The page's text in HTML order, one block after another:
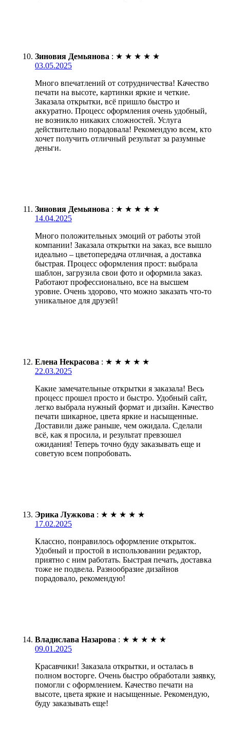
Зиновия Демьянова : ★ ★ ★ ★ ★
03.05.2025
Много впечатлений от сотрудничества! Качество
печати на высоте, картинки яркие и четкие.
Заказала открытки, всё пришло быстро и
аккуратно. Процесс оформления очень удобный,
не возникло никаких сложностей. Услуга
действительно порадовала! Рекомендую всем, кто
хочет получить отличный результат за разумные
деньги.
Зиновия Демьянова : ★ ★ ★ ★ ★
14.04.2025
Много положительных эмоций от работы этой
компании! Заказала открытки на заказ, все вышло
идеально – цветопередача отличная, а доставка
быстрая. Процесс оформления прост: выбрала
шаблон, загрузила свои фото и оформила заказ.
Работают профессионально, все на высшем
уровне. Очень здорово, что можно заказать что-то
уникальное для друзей!
Елена Некрасова : ★ ★ ★ ★ ★
22.03.2025
Какие замечательные открытки я заказала! Весь
процесс прошел просто и быстро. Удобный сайт,
легко выбрала нужный формат и дизайн. Качество
печати шикарное, цвета яркие и насыщенные.
Доставили даже раньше, чем ожидала. Сделали
всё, как я просила, и результат превзошел
ожидания! Теперь точно буду заказывать еще и
советую всем попробовать.
Эрика Лужкова : ★ ★ ★ ★ ★
17.02.2025
Классно, понравилось оформление открыток.
Удобный и простой в использовании редактор,
приятно с ним работать. Быстрая печать, доставка
тоже не подвела. Разнообразие дизайнов
порадовало, рекомендую!
Владислава Назарова : ★ ★ ★ ★ ★
09.01.2025
Красавчики! Заказала открытки, и осталась в
полном восторге. Очень быстро обработали заявку,
помогли с оформлением. Качество печати на
высоте, цвета яркие и насыщенные. Рекомендую,
буду заказывать еще!